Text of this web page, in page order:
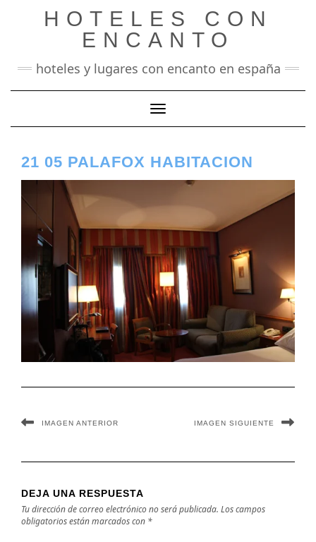
HOTELES CON
ENCANTO
hoteles y lugares con encanto en españa
Cambiar modo de navegación
21 05 PALAFOX HABITACION
IMAGEN ANTERIOR IMAGEN SIGUIENTE
DEJA UNA RESPUESTA
Tu dirección de correo electrónico no será publicada. Los campos
obligatorios están marcados con *